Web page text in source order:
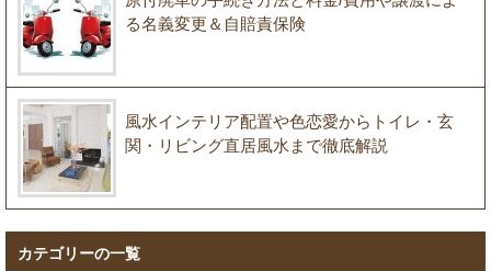
る名義変更＆自賠責保険
風水インテリア配置や色恋愛からトイレ・玄
関・リビング直居風水まで徹底解説
カテゴリーの一覧